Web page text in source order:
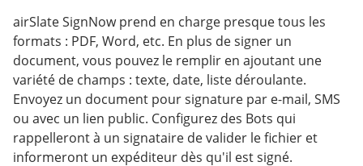
airSlate SignNow prend en charge presque tous les
formats : PDF, Word, etc. En plus de signer un
document, vous pouvez le remplir en ajoutant une
variété de champs : texte, date, liste déroulante.
Envoyez un document pour signature par e-mail, SMS
ou avec un lien public. Configurez des Bots qui
rappelleront à un signataire de valider le fichier et
informeront un expéditeur dès qu'il est signé.